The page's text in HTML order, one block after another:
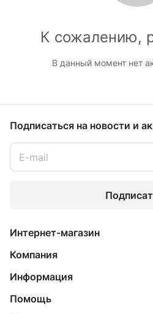
К сожалению,
В данный момент нет
Подписаться на новости и
Интернет-магазин
Компания
Информация
Помощь